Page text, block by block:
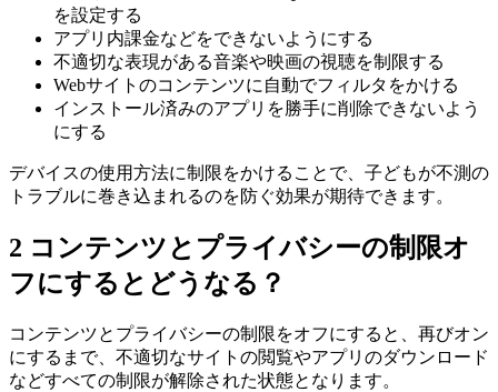
を設定する
アプリ内課金などをできないようにする
不適切な表現がある音楽や映画の視聴を制限する
Webサイトのコンテンツに自動でフィルタをかける
インストール済みのアプリを勝手に削除できないよう
にする
デバイスの使用方法に制限をかけることで、子どもが不測の
トラブルに巻き込まれるのを防ぐ効果が期待できます。
2 コンテンツとプライバシーの制限オ
フにするとどうなる？
コンテンツとプライバシーの制限をオフにすると、再びオン
にするまで、不適切なサイトの閲覧やアプリのダウンロード
などすべての制限が解除された状態となります。